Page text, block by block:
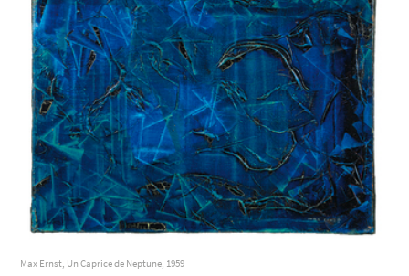
Max Ernst, Un Caprice de Neptune, 1959